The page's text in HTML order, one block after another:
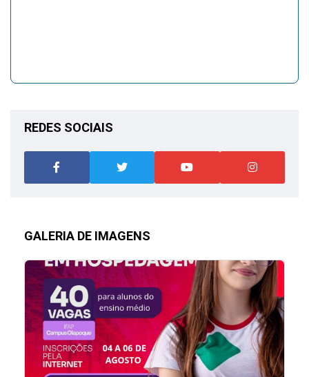
REDES SOCIAIS
GALERIA DE IMAGENS